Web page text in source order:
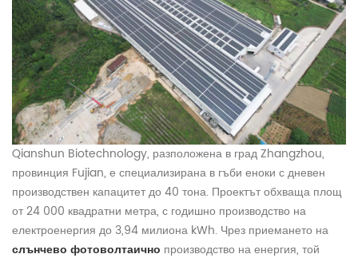
Qianshun Biotechnology, разположена в град Zhangzhou,
провинция Fujian, е специализирана в гъби еноки с дневен
производствен капацитет до 40 тона. Проектът обхваща площ
от 24 000 квадратни метра, с годишно производство на
електроенергия до 3,94 милиона kWh. Чрез приемането на
слънчево фотоволтаично производство на енергия, той